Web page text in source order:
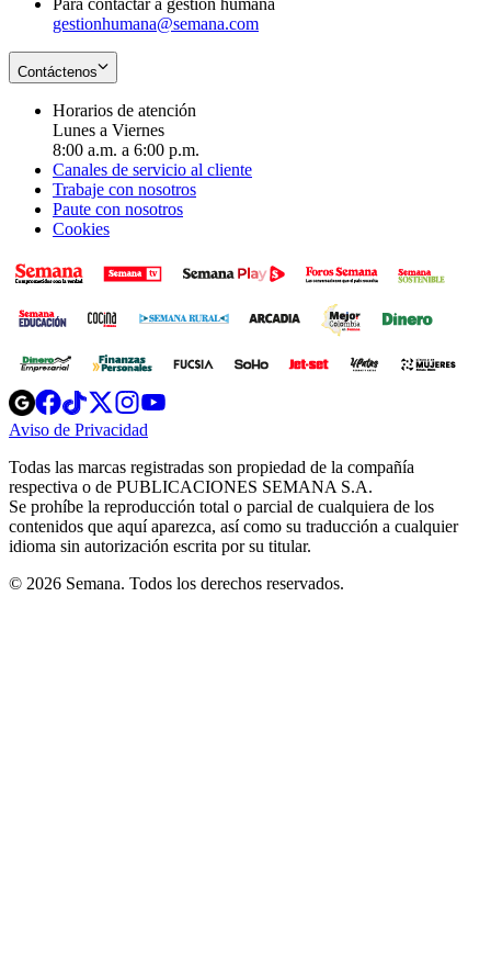
Para contactar a gestión humana
gestionhumana@semana.com
Contáctenos
Horarios de atención
Lunes a Viernes
8:00 a.m. a 6:00 p.m.
Canales de servicio al cliente
Trabaje con nosotros
Paute con nosotros
Cookies
Opens
in
new
Opens
in
new
Opens
in
new
window
Opens
new
windowwindow
Aviso de Privacidad
new
window
Todas las marcas registradas son propiedad de la compañía
respectiva o de PUBLICACIONES SEMANA S.A.
Se prohíbe la reproducción total o parcial de cualquiera de los
contenidos que aquí aparezca, así como su traducción a cualquier
idioma sin autorización escrita por su titular.
© 2026 Semana. Todos los derechos reservados.